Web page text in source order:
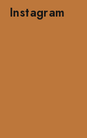
Instagram